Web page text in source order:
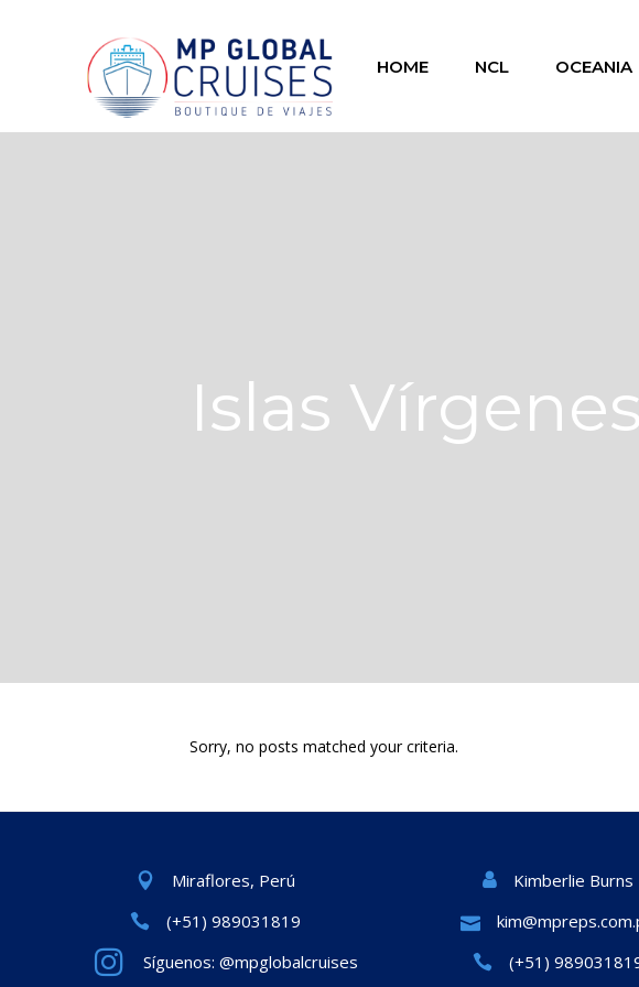
HOME NCL OCEANIA
Islas
Sorry, no posts matched your criteria.
Miraflores, Perú
(+51) 989031819
Síguenos: @mpglobalcruises
Kimberlie Burns
(+51)